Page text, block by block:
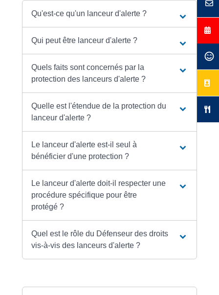
Qu'est-ce qu'un lanceur d'alerte ?
Qui peut être lanceur d'alerte ?
Quels faits sont concernés par la
protection des lanceurs d'alerte ?
Quelle est l'étendue de la protection du
lanceur d'alerte ?
Le lanceur d'alerte est-il seul à
bénéficier d'une protection ?
Le lanceur d'alerte doit-il respecter une
procédure spécifique pour être
protégé ?
Quel est le rôle du Défenseur des droits
vis-à-vis des lanceurs d'alerte ?